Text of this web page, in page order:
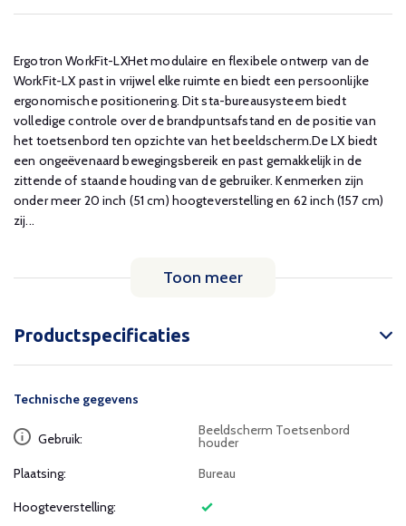
Ergotron WorkFit-LXHet modulaire en flexibele ontwerp van de
WorkFit-LX past in vrijwel elke ruimte en biedt een persoonlijke
ergonomische positionering. Dit sta-bureausysteem biedt
volledige controle over de brandpuntsafstand en de positie van
het toetsenbord ten opzichte van het beeldscherm.De LX biedt
een ongeëvenaard bewegingsbereik en past gemakkelijk in de
zittende of staande houding van de gebruiker. Kenmerken zijn
onder meer 20 inch (51 cm) hoogteverstelling en 62 inch (157 cm)
zij...
Toon meer
Productspecificaties
Technische gegevens
Gebruik:
Beeldscherm Toetsenbord
houder
Plaatsing:
Bureau
Hoogteverstelling: